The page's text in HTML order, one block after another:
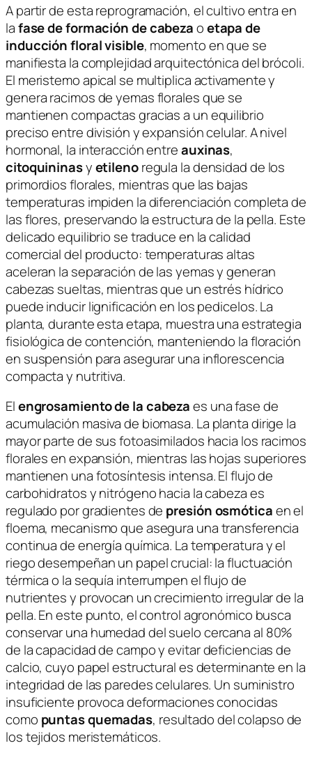
A partir de esta reprogramación, el cultivo entra en
lafase de formación de cabezaoetapa de
inducción floral visible, momento en que se
manifiesta la complejidad arquitectónica del brócoli.
El meristemo apical se multiplica activamente y
genera racimos de yemas florales que se
mantienen compactas gracias a un equilibrio
preciso entre división y expansión celular. A nivel
hormonal, la interacción entreauxinas,
citoquininasyetilenoregula la densidad de los
primordios florales, mientras que las bajas
temperaturas impiden la diferenciación completa de
las flores, preservando la estructura de la pella. Este
delicado equilibrio se traduce en la calidad
comercial del producto: temperaturas altas
aceleran la separación de las yemas y generan
cabezas sueltas, mientras que un estrés hídrico
puede inducir lignificación en los pedicelos. La
planta, durante esta etapa, muestra una estrategia
fisiológica de contención, manteniendo la floración
en suspensión para asegurar una inflorescencia
compacta y nutritiva.
Elengrosamiento de la cabezaes una fase de
acumulación masiva de biomasa. La planta dirige la
mayor parte de sus fotoasimilados hacia los racimos
florales en expansión, mientras las hojas superiores
mantienen una fotosíntesis intensa. El flujo de
carbohidratos y nitrógeno hacia la cabeza es
regulado por gradientes de presión osmóticaen el
floema, mecanismo que asegura una transferencia
continua de energía química. La temperatura y el
riego desempeñan un papel crucial: la fluctuación
térmica o la sequía interrumpen el flujo de
nutrientes y provocan un crecimiento irregular de la
pella. En este punto, el control agronómico busca
conservar una humedad del suelo cercana al 80%
de la capacidad de campo y evitar deficiencias de
calcio, cuyo papel estructural es determinante en la
integridad de las paredes celulares. Un suministro
insuficiente provoca deformaciones conocidas
como puntas quemadas, resultado del colapso de
los tejidos meristemáticos.